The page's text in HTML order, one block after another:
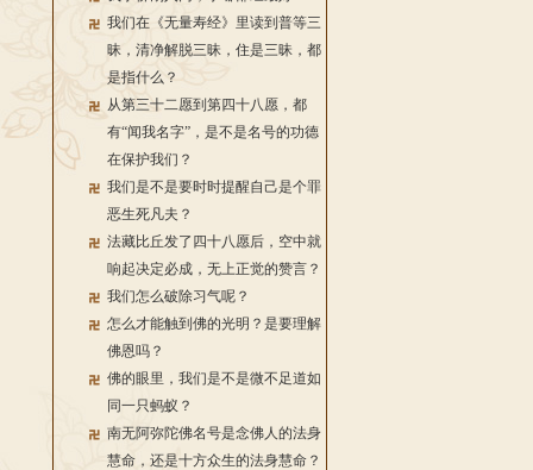
我们在《无量寿经》里读到普等三
昧，清净解脱三昧，住是三昧，都
是指什么？
从第三十二愿到第四十八愿，都
有“闻我名字”，是不是名号的功德
在保护我们？
我们是不是要时时提醒自己是个罪
恶生死凡夫？
法藏比丘发了四十八愿后，空中就
响起决定必成，无上正觉的赞言？
我们怎么破除习气呢？
怎么才能触到佛的光明？是要理解
佛恩吗？
佛的眼里，我们是不是微不足道如
同一只蚂蚁？
南无阿弥陀佛名号是念佛人的法身
慧命，还是十方众生的法身慧命？